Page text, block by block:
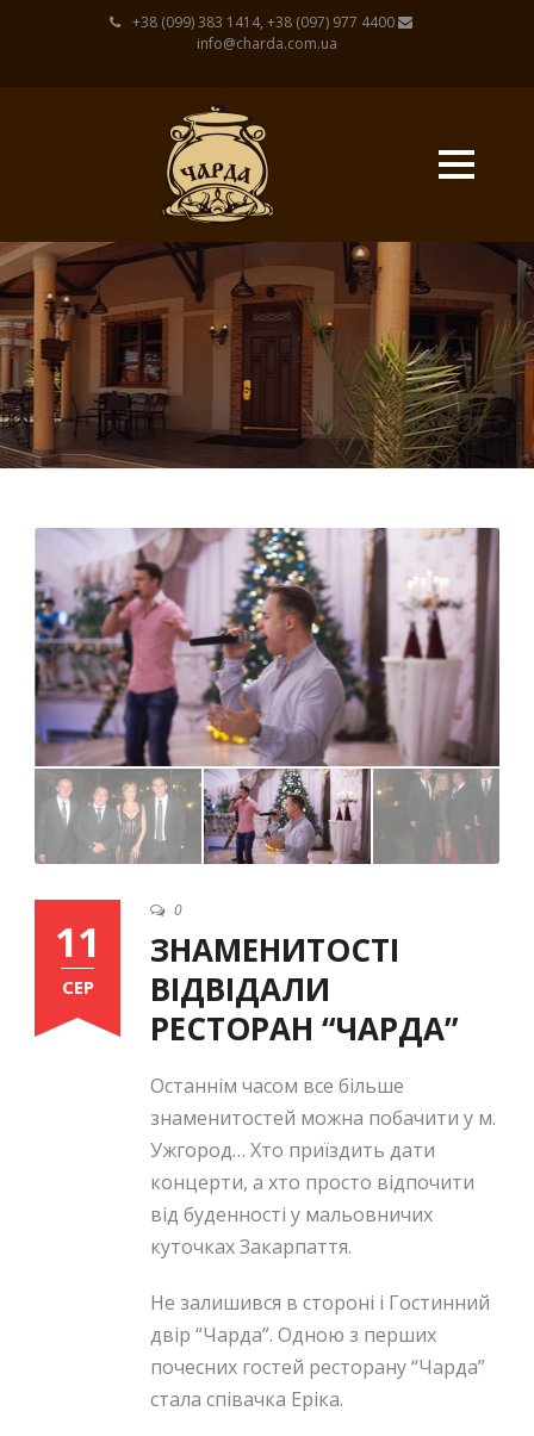
+38 (099) 383 1414, +38 (097) 977 4400
info@charda.com.ua
Ukrainian
11
СЕР
0
ЗНАМЕНИТОСТІ
ВІДВІДАЛИ
РЕСТОРАН “ЧАРДА”
Останнім часом все більше
знаменитостей можна побачити у м.
Ужгород… Хто приїздить дати
концерти, а хто просто відпочити
від буденності у мальовничих
куточках Закарпаття.
Не залишився в стороні і Гостинний
двір “Чарда”. Одною з перших
почесних гостей ресторану “Чарда”
стала співачка Еріка.